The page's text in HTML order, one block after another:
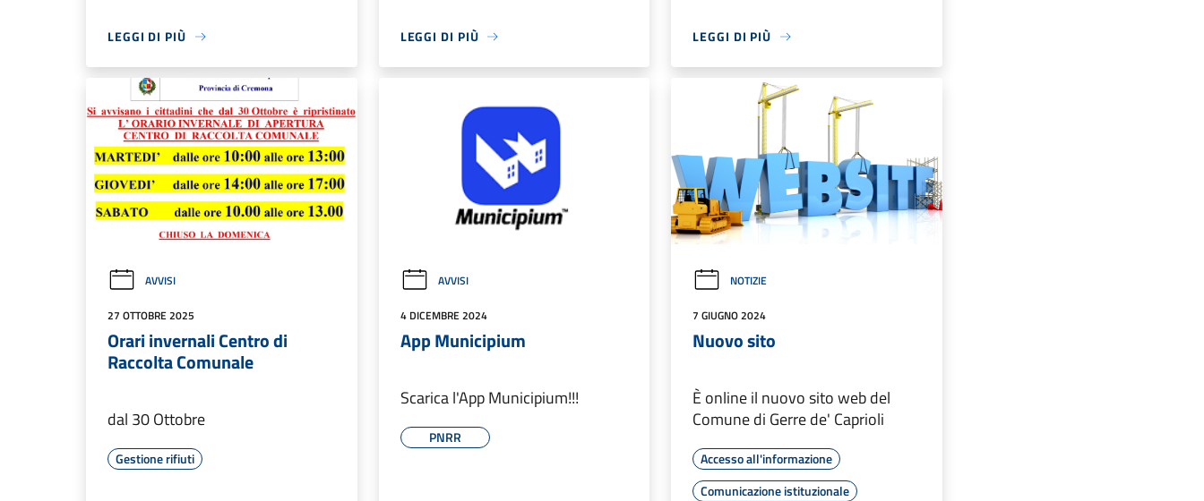
LEGGI DI PIÙ LEGGI DI PIÙ LEGGI DI PIÙ
AVVISI
27 OTTOBRE 2025
Orari invernali Centro di
Raccolta Comunale
dal 30 Ottobre
Gestione rifiuti
AVVISI
4 DICEMBRE 2024
App Municipium
Scarica l'App Municipium!!!
PNRR
NOTIZIE
7 GIUGNO 2024
Nuovo sito
È online il nuovo sito web del
Comune di Gerre de' Caprioli
Accesso all'informazione
Comunicazione istituzionale